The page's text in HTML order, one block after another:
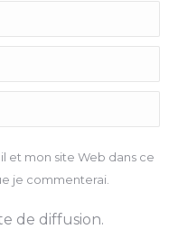
et mon site Web dans ce
je commenterai.
de diffusion.